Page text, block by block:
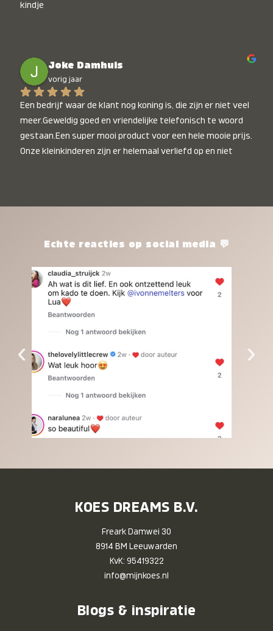
kindje
Joke Damhuis
vorig jaar
Een bedrijf waar de klant nog koning is, die zijn er niet veel
meer.Geweldig goed en vriendelijke telefonisch te woord
gestaan.Een super mooi product voor een hele mooie prijs.
Onze kleinkinderen zijn er helemaal verliefd op en niet
het waard.Echte reacties op social media 💬
‹ ›
KOES DREAMS B.V.
Freark Damwei 30
8914 BM Leeuwarden
KvK: 95419322
info@mijnkoes.nl
Blogs & inspiratie